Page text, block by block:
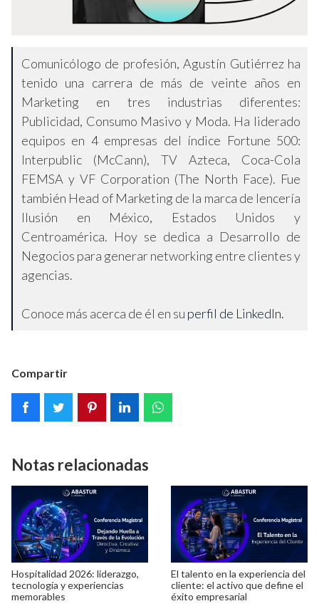
Comunicólogo de profesión, Agustín Gutiérrez ha
tenido una carrera de más de veinte años en
Marketing en tres industrias diferentes:
Publicidad, Consumo Masivo y Moda. Ha liderado
equipos en 4 empresas del índice Fortune 500:
Interpublic (McCann), TV Azteca, Coca-Cola
FEMSA y VF Corporation (The North Face). Fue
también Head of Marketing de la marca de lencería
Ilusión en México, Estados Unidos y
Centroamérica. Hoy se dedica a Desarrollo de
Negocios para generar networking entre clientes y
agencias.
Conoce más acerca de él en su perfil de LinkedIn.
Compartir
Notas relacionadas
Hospitalidad 2026: liderazgo,
tecnología y experiencias
memorables
El talento en la experiencia del
cliente: el activo que define el
éxito empresarial